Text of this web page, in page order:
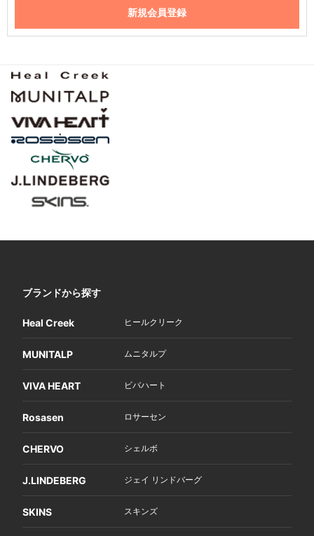
ブランドから探す
Heal Creek ヒールクリーク
MUNITALP ムニタルプ
VIVA HEART ビバハート
Rosasen ロサーセン
CHERVO シェルボ
J.LINDEBERG ジェイ リンドバーグ
SKINS スキンズ